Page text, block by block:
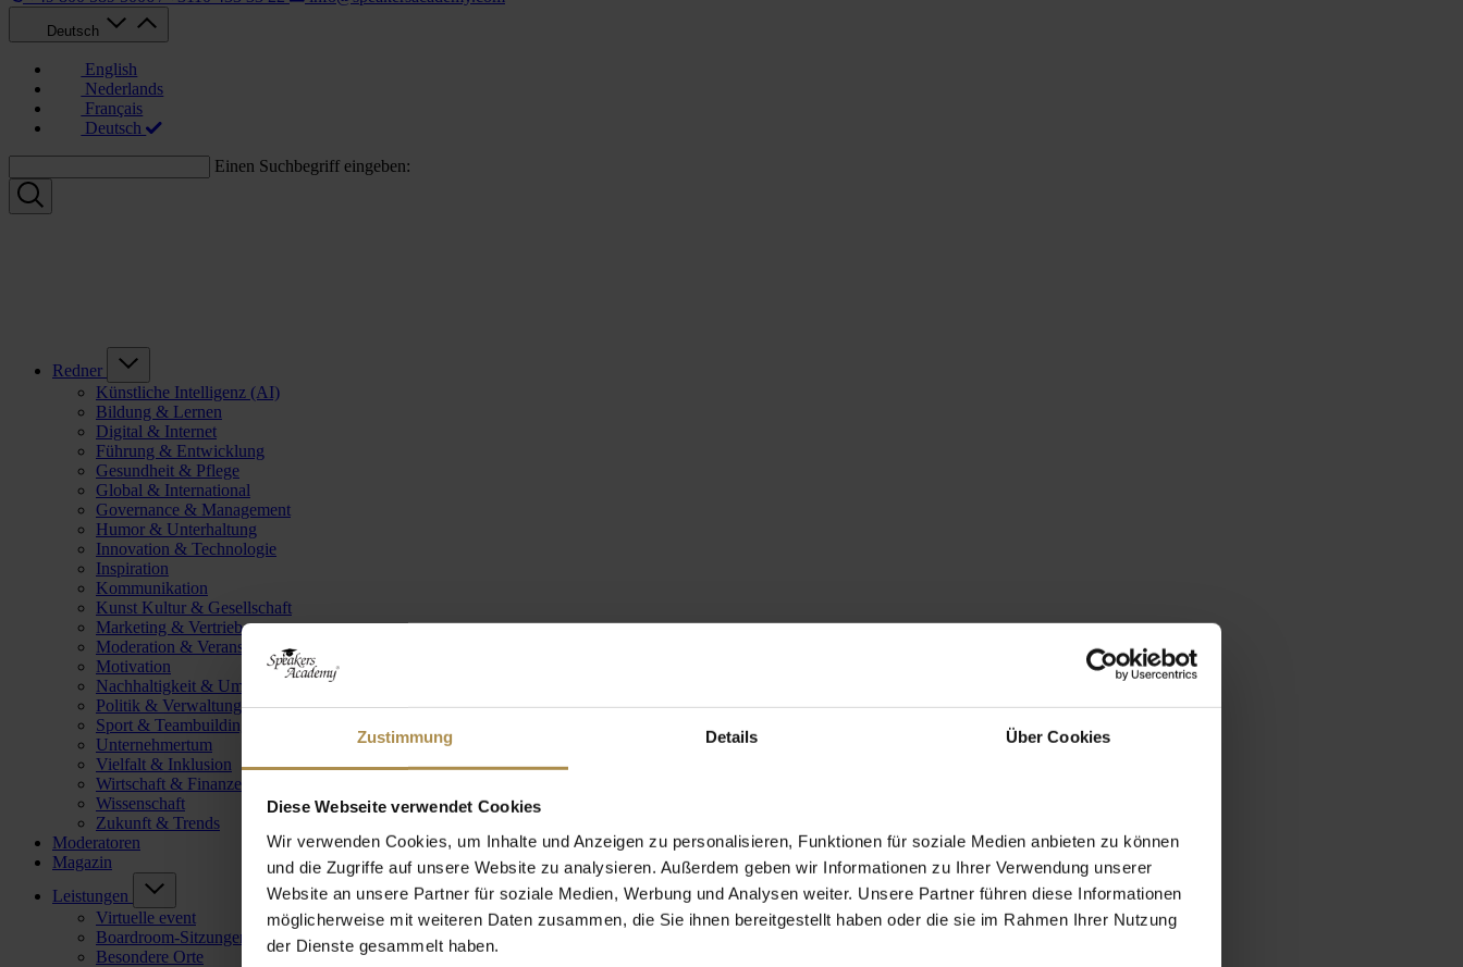
Zustimmung Details Über Cookies
Diese Webseite verwendet Cookies
Wir verwenden Cookies, um Inhalte und Anzeigen zu personalisieren, Funktionen für soziale Medien anbieten zu können
und die Zugriffe auf unsere Website zu analysieren. Außerdem geben wir Informationen zu Ihrer Verwendung unserer
Website an unsere Partner für soziale Medien, Werbung und Analysen weiter. Unsere Partner führen diese Informationen
möglicherweise mit weiteren Daten zusammen, die Sie ihnen bereitgestellt haben oder die sie im Rahmen Ihrer Nutzung
der Dienste gesammelt haben.
Deutsch
English
Nederlands
Français
Deutsch
Einen Suchbegriff eingeben:
Redner
Künstliche Intelligenz (AI)
Bildung & Lernen
Digital & Internet
Führung & Entwicklung
Gesundheit & Pflege
Global & International
Governance & Management
Humor & Unterhaltung
Innovation & Technologie
Inspiration
Kommunikation
Kunst Kultur & Gesellschaft
Marketing & Vertrieb
Moderation & Veranstaltungsleitung
Motivation
Nachhaltigkeit & Umwelt
Politik & Verwaltung
Sport & Teambuilding
Unternehmertum
Vielfalt & Inklusion
Wirtschaft & Finanzen
Wissenschaft
Zukunft & Trends
Moderatoren
Magazin
Leistungen
Virtuelle event
Boardroom-Sitzungen
Besondere Orte